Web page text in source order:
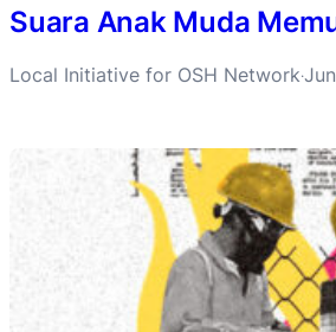
Suara Anak Muda
Local Initiative for OSH Network·